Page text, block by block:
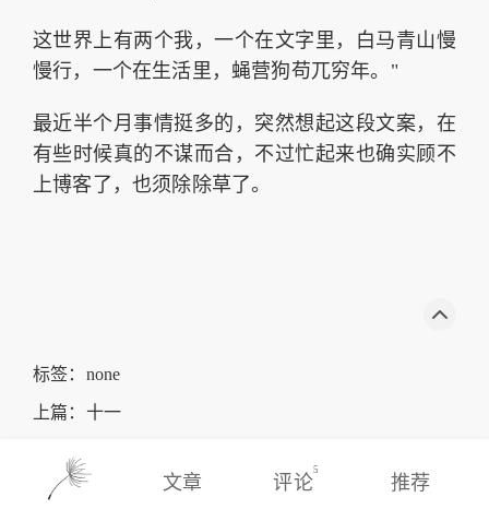
这世界上有两个我，一个在文字里，白马青山慢
慢行，一个在生活里，蝇营狗苟兀穷年。"
最近半个月事情挺多的，突然想起这段文案，在
有些时候真的不谋而合，不过忙起来也确实顾不
上博客了，也须除除草了。
标签：none
上篇： 十一
文章 评论
5
推荐